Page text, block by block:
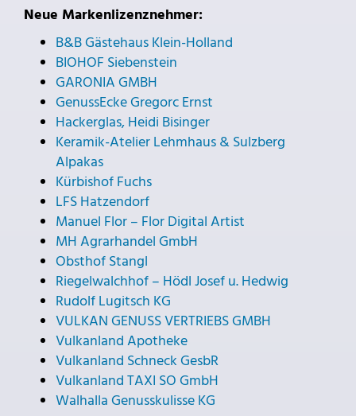
Neue Markenlizenznehmer:
B&B Gästehaus Klein-Holland
BIOHOF Siebenstein
GARONIA GMBH
GenussEcke Gregorc Ernst
Hackerglas, Heidi Bisinger
Keramik-Atelier Lehmhaus & Sulzberg
Alpakas
Kürbishof Fuchs
LFS Hatzendorf
Manuel Flor – Flor Digital Artist
MH Agrarhandel GmbH
Obsthof Stangl
Riegelwalchhof – Hödl Josef u. Hedwig
Rudolf Lugitsch KG
VULKAN GENUSS VERTRIEBS GMBH
Vulkanland Apotheke
Vulkanland Schneck GesbR
Vulkanland TAXI SO GmbH
Walhalla Genusskulisse KG